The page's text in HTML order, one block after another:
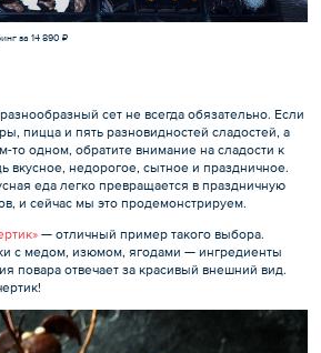
за 14 890 ₽
сет не всегда обязательно. Если
пицца и пять разновидностей сладостей, а
то одном, обратите внимание на сладости к
вкусное, недорогое, сытное и праздничное.
еда легко превращается в праздничную
и сейчас мы это продемонстрируем.
— отличный пример такого выбора.
с медом, изюмом, ягодами — ингредиенты
повара отвечает за красивый внешний вид.